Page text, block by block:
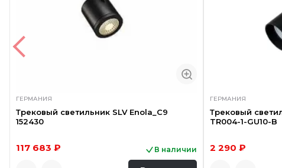
ГЕРМАНИЯ
Трековый светильник SLV Enola_C9
152430
117 683 ₽ В наличии
ГЕРМАНИЯ
Трековый
TR004-1-GU10-B
2 290 ₽